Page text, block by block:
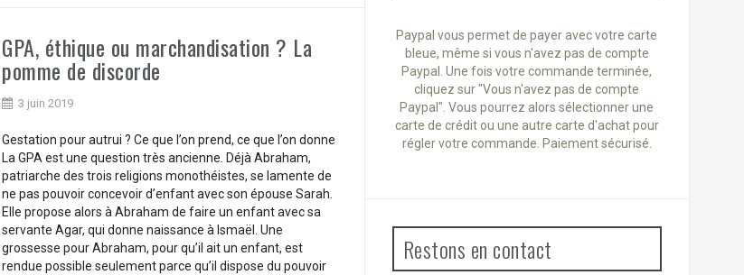
GPA, éthique ou marchandisation ? La
pomme de discorde
3 juin 2019
Gestation pour autrui ? Ce que l’on prend, ce que l’on donne
La GPA est une question très ancienne. Déjà Abraham,
patriarche des trois religions monothéistes, se lamente de
ne pas pouvoir concevoir d’enfant avec son épouse Sarah.
Elle propose alors à Abraham de faire un enfant avec sa
servante Agar, qui donne naissance à Ismaël. Une
grossesse pour Abraham, pour qu’il ait un enfant, est
rendue possible seulement parce qu’il dispose du pouvoir
Paypal vous permet de payer avec votre carte
bleue, même si vous n'avez pas de compte
Paypal. Une fois votre commande terminée,
cliquez sur "Vous n'avez pas de compte
Paypal". Vous pourrez alors sélectionner une
carte de crédit ou une autre carte d'achat pour
régler votre commande. Paiement sécurisé.
Restons en contact